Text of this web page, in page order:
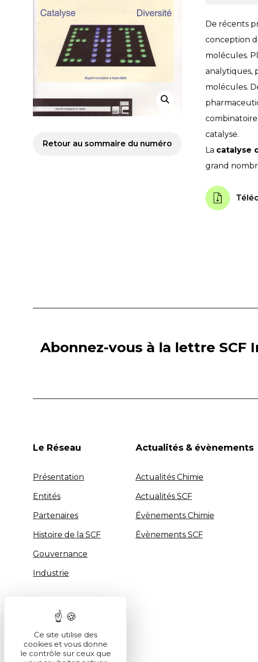
Retour au sommaire du numéro
De récents
conception
molécules.
analytiques,
molécules.
catalyse.
La catalyse
grand
Abonnez-vous à la lettre SCF
Le Réseau
Présentation
Entités
Partenaires
Histoire de la SCF
Gouvernance
Industrie
Actualités & évènements
Actualités Chimie
Actualités SCF
Évènements Chimie
Évènements SCF
Ce site utilise des
cookies et vous donne
le contrôle sur ceux que